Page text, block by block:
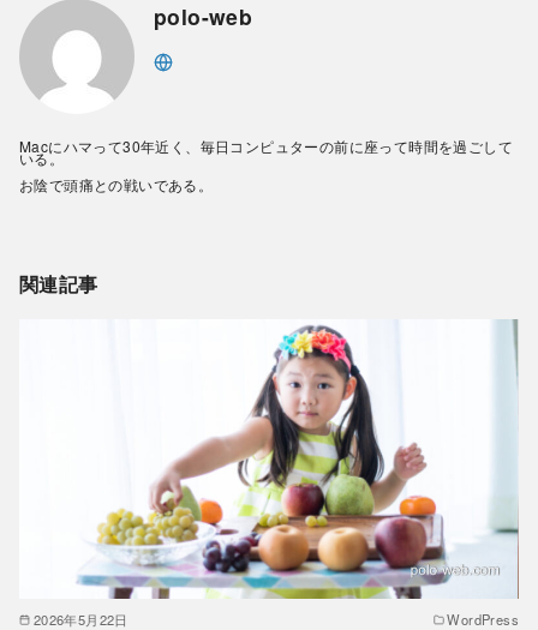
polo-web
Macにハマって30年近く、毎日コンピュターの前に座って時間を過ごして
いる。
お陰で頭痛との戦いである。
関連記事
2026年5月22日 WordPress